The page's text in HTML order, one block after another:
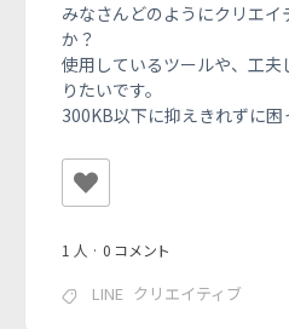
みなさんどのようにクリエ
か？
使用しているツールや、工
りたいです。
300KB以下に抑えきれずに困
1 人 · 0 コメント
LINE クリエイティブ